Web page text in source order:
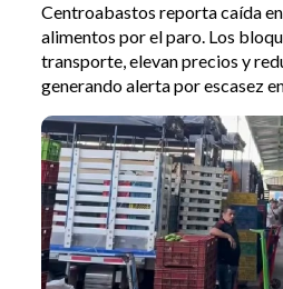
Centroabastos reporta caída
alimentos por el paro. Los
transporte, elevan precios y
generando alerta por escasez